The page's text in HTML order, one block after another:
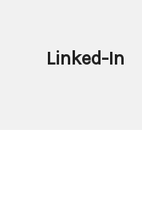
Linked-In